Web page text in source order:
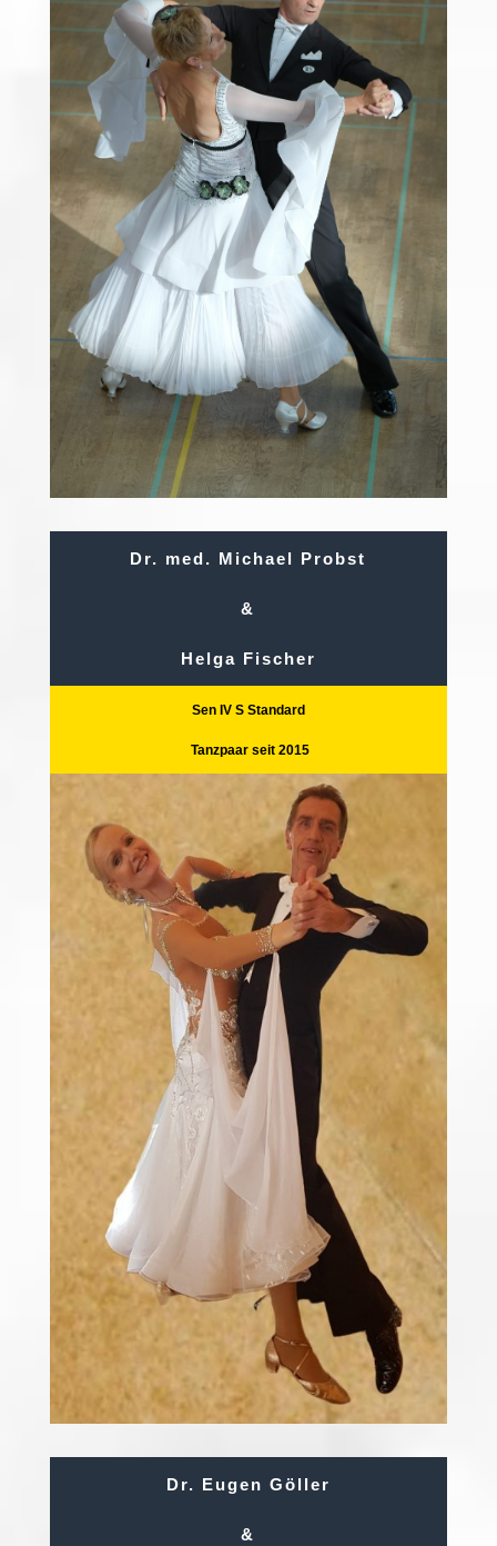
Dr. med. Michael Probst
&
Helga Fischer
Sen IV S Standard
Tanzpaar seit 2015
Dr. Eugen Göller
&